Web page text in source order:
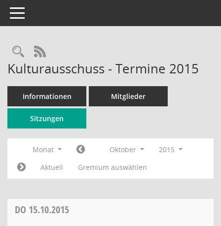
Toggle navigation
Rechercheauswahl
RSS-Feed
Kulturausschuss - Termine 2015
Informationen Mitglieder
Sitzungen
Monat Oktober
2015
Aktuell
Gremium auswählen
DO 15.10.2015